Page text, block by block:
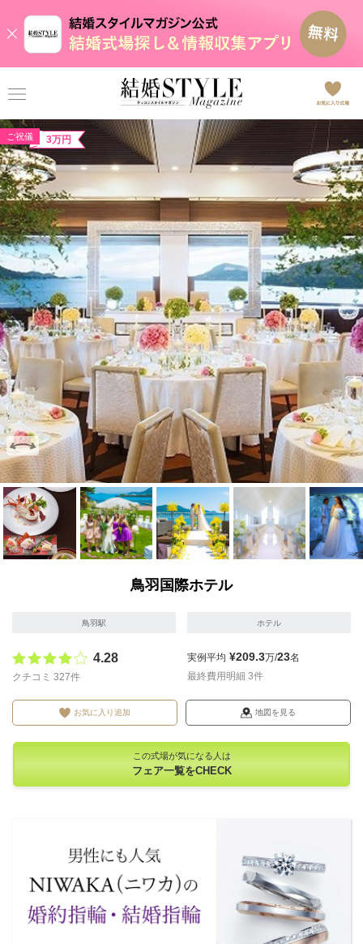
ご祝儀 3万円
鳥羽国際ホテル
鳥羽駅 ホテル
4.28
クチコミ 327件
実例平均 ¥209.3万/23名
最終費用明細 3件
お気に入り追加 地図を見る
この式場が気になる人は
フェア一覧をCHECK